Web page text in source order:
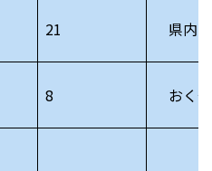
21 県内
8 おく